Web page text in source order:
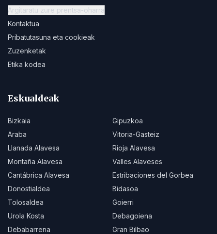
Argitaratu zure prentsa-oharra
Kontaktua
Pribatutasuna eta cookieak
Zuzenketak
Etika kodea
Eskualdeak
Bizkaia
Gipuzkoa
Araba
Vitoria-Gasteiz
Llanada Alavesa
Rioja Alavesa
Montaña Alavesa
Valles Alaveses
Cantábrica Alavesa
Estribaciones del Gorbea
Donostialdea
Bidasoa
Tolosaldea
Goierri
Urola Kosta
Debagoiena
Debabarrena
Gran Bilbao